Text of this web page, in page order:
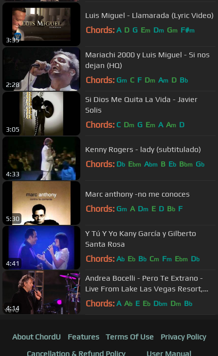
3:35
Luis Miguel - Llamarada (Lyric Video)
Chords: A D G Em Dm Gm F#m
2:28
Mariachi 2000 y Luis Miguel - Si nos
dejan (HQ)
Chords: Gm C F Dm Am D Bb
3:05
Si Dios Me Quita La Vida - Javier
Solis
Chords: C Dm G Em A Am D
4:33
Kenny Rogers - lady (subtitulado)
Chords: Db Ebm Abm B Eb Bbm Gb
5:30
Marc anthony -no me conoces
Chords: Gm A Dm E D Bb F
4:41
Y Tú Y Yo Kany García y Gilberto
Santa Rosa
Chords: Ab Eb Bb Cm Fm Ebm Db
4:14
Andrea Bocelli - Pero Te Extrano -
Live From Lake Las Vegas Resort,
USA / 2006
Chords: A Ab E Eb Dbm Dm Bb
About ChordU Features Terms Of Use
Privacy Policy
Cancellation & Refund Policy
User Manual